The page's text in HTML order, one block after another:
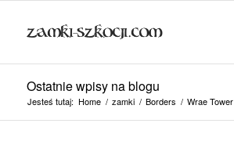
Ostatnie wpisy na blogu
Jesteś tutaj: Home / zamki / Borders / Wrae Tower